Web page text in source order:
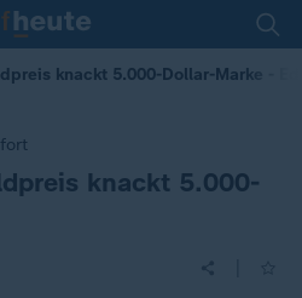
knackt 5.000-Dollar-Marke -
knackt 5.000-